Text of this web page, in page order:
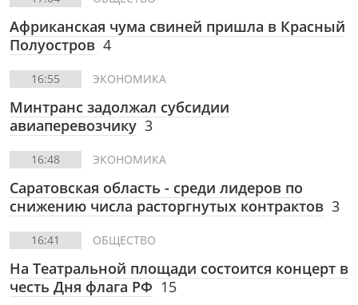
Африканская чума свиней пришла в Красный
Полуостров 4
16:55 ЭКОНОМИКА
Минтранс задолжал субсидии
авиаперевозчику 3
16:48 ЭКОНОМИКА
Саратовская область - среди лидеров по
снижению числа расторгнутых контрактов 3
16:41 ОБЩЕСТВО
На Театральной площади состоится концерт в
честь Дня флага РФ 15